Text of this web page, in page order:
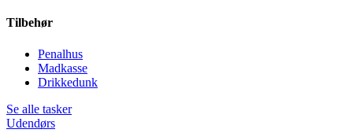
Tilbehør
Penalhus
Madkasse
Drikkedunk
Se alle tasker
Udendørs